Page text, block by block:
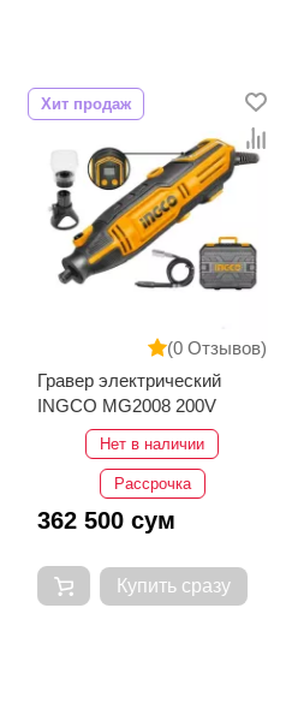
(0 Отзывов)
Хит продаж
Гравер электрический
INGCO MG2008 200V
Нет в наличии
Рассрочка
362 500 сум
Купить сразу